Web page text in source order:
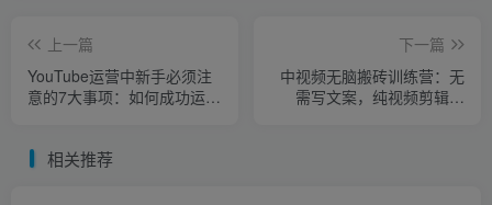
上一篇
YouTube运营中新手必须注
意的7大事项：如何成功运营
下一篇
中视频无脑搬砖训练营：无
需写文案，纯视频剪辑搬
相关推荐